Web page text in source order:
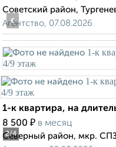
Советский район,
Агентство, 07.08.2026
2/4
‹
1-к квартира, на
8 500 ₽ в месяц
Северный район, мкр.